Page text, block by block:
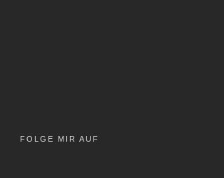
FOLGE MIR AUF